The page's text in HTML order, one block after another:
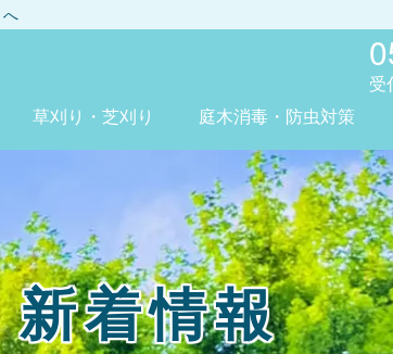
へ
受
草刈り・芝刈り 庭木消毒・防虫対策
新着情報